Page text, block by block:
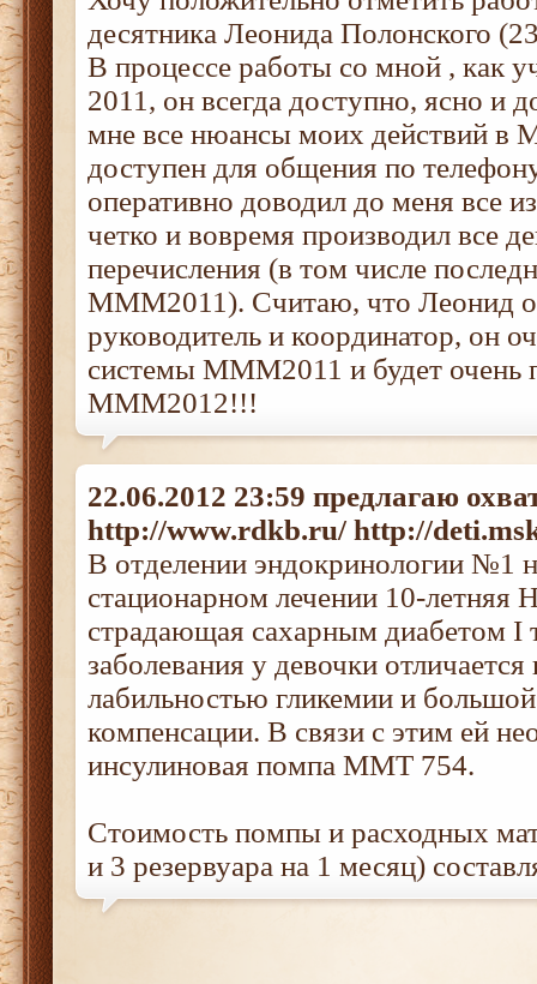
десятника Леонида Полонского
В процессе работы со мной , как
2011, он всегда доступно, ясно и
мне все нюансы моих действий в
доступен для общения по
оперативно доводил до меня все
четко и вовремя производил все
перечисления (в том числе
МММ2011). Считаю, что Леонид
руководитель и координатор, он
системы МММ2011 и будет очень
МММ2012!!!
22.06.2012 23:59 предлагаю
http://www.rdkb.ru/ http://
В отделении эндокринологии №1
стационарном лечении 10-летняя
страдающая сахарным диабетом I
заболевания у девочки
лабильностью гликемии и
компенсации. В связи с этим ей
инсулиновая помпа ММТ 754.
Стоимость помпы и расходных
и 3 резервуара на 1 месяц)